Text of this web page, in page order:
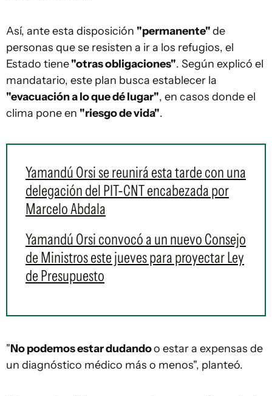
Así, ante esta disposición "permanente"de
personas que se resisten a ir a los refugios, el
Estado tiene"otras obligaciones". Según explicó el
mandatario, este plan busca establecer la
"evacuación a lo que dé lugar", en casos donde el
clima pone en "riesgo de vida".
Yamandú Orsi se reunirá esta tarde con una
delegación del PIT-CNT encabezada por
Marcelo Abdala
Yamandú Orsi convocó a un nuevo Consejo
de Ministros este jueves para proyectar Ley
de Presupuesto
"No podemos estar dudandoo estar a expensas de
un diagnóstico médico más o menos", planteó.